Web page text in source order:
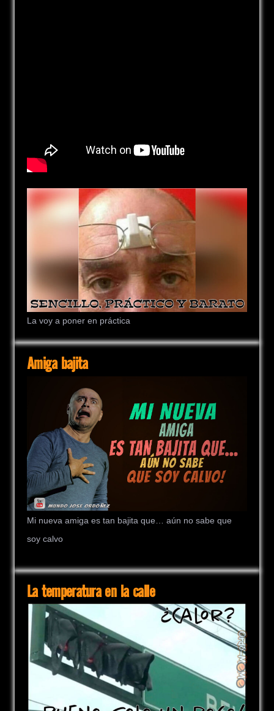
La voy a poner en práctica
Amiga bajita
Mi nueva amiga es tan bajita que… aún no sabe que
soy calvo
La temperatura en la calle